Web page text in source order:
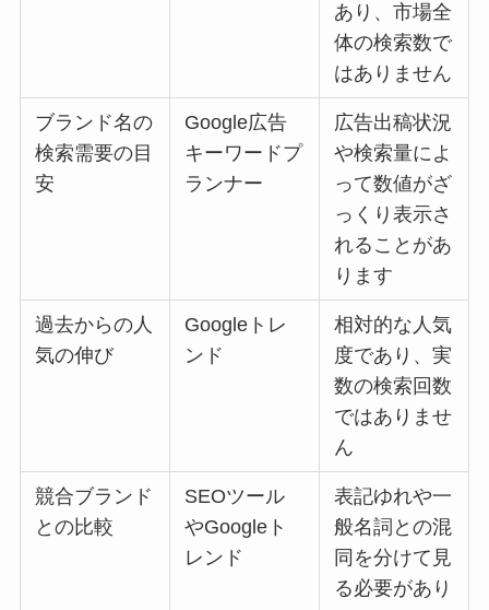
あり、市場全
体の検索数で
はありません
ブランド名の
検索需要の目
安
Google広告
キーワードプ
ランナー
広告出稿状況
や検索量によ
って数値がざ
っくり表示さ
れることがあ
ります
過去からの人
気の伸び
Googleトレ
ンド
相対的な人気
度であり、実
数の検索回数
ではありませ
ん
競合ブランド
との比較
SEOツール
やGoogleト
レンド
表記ゆれや一
般名詞との混
同を分けて見
る必要があり